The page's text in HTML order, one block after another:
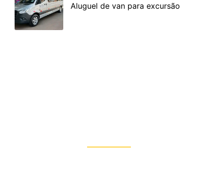
Aluguel de van para excursão